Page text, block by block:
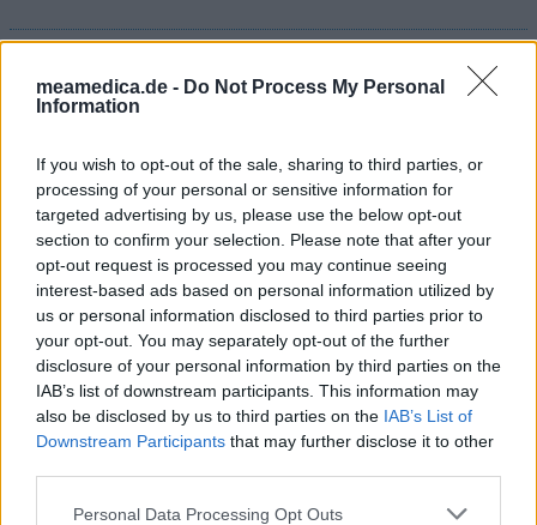
meamedica.de - Do Not Process My Personal
Information
If you wish to opt-out of the sale, sharing to third parties, or
processing of your personal or sensitive information for
targeted advertising by us, please use the below opt-out
section to confirm your selection. Please note that after your
opt-out request is processed you may continue seeing
interest-based ads based on personal information utilized by
us or personal information disclosed to third parties prior to
your opt-out. You may separately opt-out of the further
disclosure of your personal information by third parties on the
IAB’s list of downstream participants. This information may
also be disclosed by us to third parties on the IAB’s List of
Downstream Participants that may further disclose it to other
Personal Data Processing Opt Outs
Die Bewertungen und Kommentare dieser Seite sind
nutzergenerierter Inhalt. Diese werden vor der Veröffentlichung
gelesen und teilweise überarbeitet, um unseren Standards (für
setzen von unseren Benutzern keine nachgewiesenen
medizinischen Kenntnisse voraus um ihre Meinungen
auszutauschen. Auf diese Weise geben die beschriebenen
Meinungen und Erfahrungen nur die Ansichten der jeweiligen
Autoren wieder und nicht jene des Eigentümers dieser Website.
Bitte beachten Sie, dass eine Erfahrung von Person zu Person
unterschiedlich sein kann und dass Sie sich immer an Ihren Arzt
oder Apotheker wenden sollten, um medizinischen Rat zu
Medikamenten zu erhalten.